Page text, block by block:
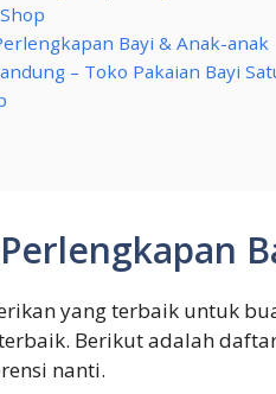
Bayi & Anak-anak
– Toko Pakaian Bayi
yang terbaik untuk
Berikut adalah
nanti.